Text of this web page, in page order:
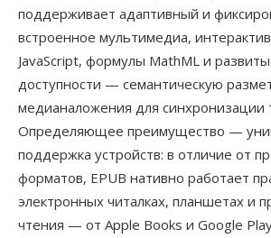
поддерживает адаптивный и
встроенное мультимедиа,
JavaScript, формулы MathML и
доступности — семантическую
медианаложения для синхронизации
Определяющее преимущество —
поддержка устройств: в отличие от
форматов, EPUB нативно работает
электронных читалках, планшетах и
чтения — от Apple Books и Google